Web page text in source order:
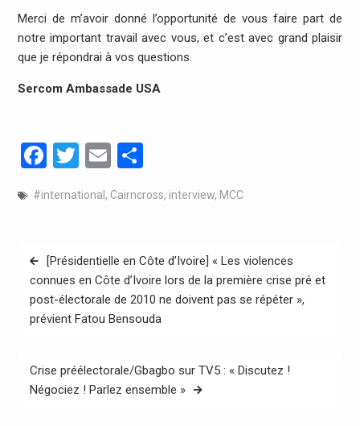
Merci de m’avoir donné l’opportunité de vous faire part de
notre important travail avec vous, et c’est avec grand plaisir
que je répondrai à vos questions.
Sercom Ambassade USA
Facebook
Twitter
EmailPartager
#international , Cairncross, interview, MCC
Navigation
de
l’article
[Présidentielle en Côte d’Ivoire] « Les violences
connues en Côte d’Ivoire lors de la première crise pré et
post-électorale de 2010 ne doivent pas se répéter »,
prévient Fatou Bensouda
Crise préélectorale/Gbagbo sur TV5 : « Discutez !
Négociez ! Parlez ensemble »